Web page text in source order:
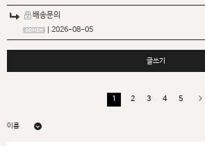
배송문의
| 2026-08-05
글쓰기
1 2 3 4 5